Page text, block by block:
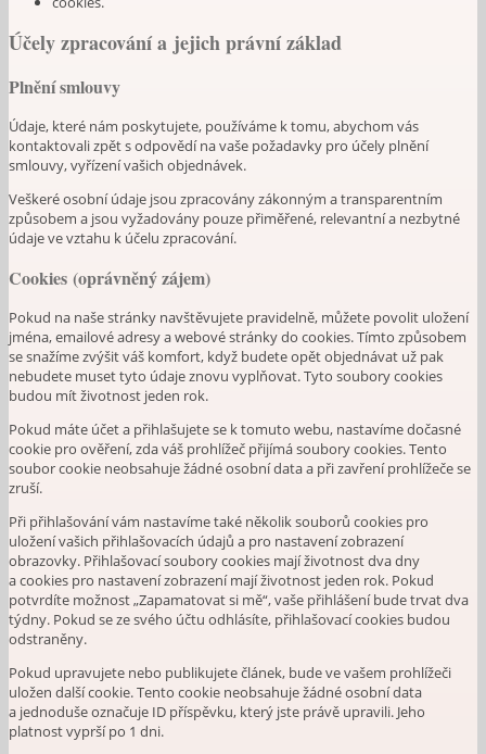
Účely zpracování a jejich právní základ
Plnění smlouvy
Údaje, které nám poskytujete, používáme k tomu, abychom vás
kontaktovali zpět s odpovědí na vaše požadavky pro účely plnění
smlouvy, vyřízení vašich objednávek.
Veškeré osobní údaje jsou zpracovány zákonným a transparentním
způsobem a jsou vyžadovány pouze přiměřené, relevantní a nezbytné
údaje ve vztahu k účelu zpracování.
Cookies (oprávněný zájem)
Pokud na naše stránky navštěvujete pravidelně, můžete povolit uložení
jména, emailové adresy a webové stránky do cookies. Tímto způsobem
se snažíme zvýšit váš komfort, když budete opět objednávat už pak
nebudete muset tyto údaje znovu vyplňovat. Tyto soubory cookies
budou mít životnost jeden rok.
Pokud máte účet a přihlašujete se k tomuto webu, nastavíme dočasné
cookie pro ověření, zda váš prohlížeč přijímá soubory cookies. Tento
soubor cookie neobsahuje žádné osobní data a při zavření prohlížeče se
zruší.
Při přihlašování vám nastavíme také několik souborů cookies pro
uložení vašich přihlašovacích údajů a pro nastavení zobrazení
obrazovky. Přihlašovací soubory cookies mají životnost dva dny
a cookies pro nastavení zobrazení mají životnost jeden rok. Pokud
potvrdíte možnost „Zapamatovat si mě“, vaše přihlášení bude trvat dva
týdny. Pokud se ze svého účtu odhlásíte, přihlašovací cookies budou
odstraněny.
Pokud upravujete nebo publikujete článek, bude ve vašem prohlížeči
uložen další cookie. Tento cookie neobsahuje žádné osobní data
a jednoduše označuje ID příspěvku, který jste právě upravili. Jeho
platnost vyprší po 1 dni.